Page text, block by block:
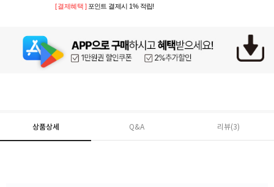
[ 결제혜택 ] 포인트 결제시 1% 적립!
상품상세 Q&A 리뷰(3)